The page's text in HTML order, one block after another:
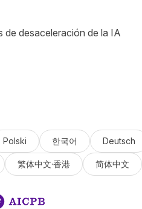
de desaceleración de la IA
Polski 한국어 Deutsch
繁体中文·香港 简体中文